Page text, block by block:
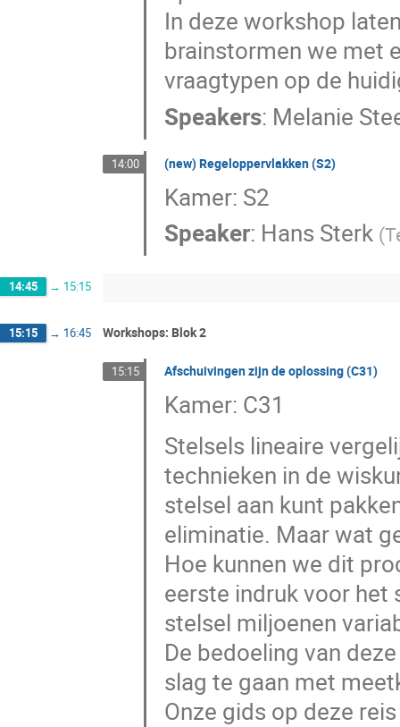
In deze workshop
brainstormen we met
vraagtypen op de
Speakers: Melanie
14:00 (new) Regeloppervlakken (S2)
Kamer: S2
Speaker: Hans Sterk (
14:45 → 15:15
15:15 → 16:45 Workshops: Blok 2
15:15 Afschuivingen zijn de oplossing (C31)
Kamer: C31
Stelsels lineaire
technieken in de
stelsel aan kunt
eliminatie. Maar wat
Hoe kunnen we dit
eerste indruk voor het
stelsel miljoenen
De bedoeling van
slag te gaan met
Onze gids op deze